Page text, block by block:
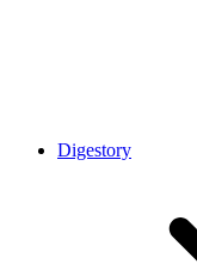
Digestory